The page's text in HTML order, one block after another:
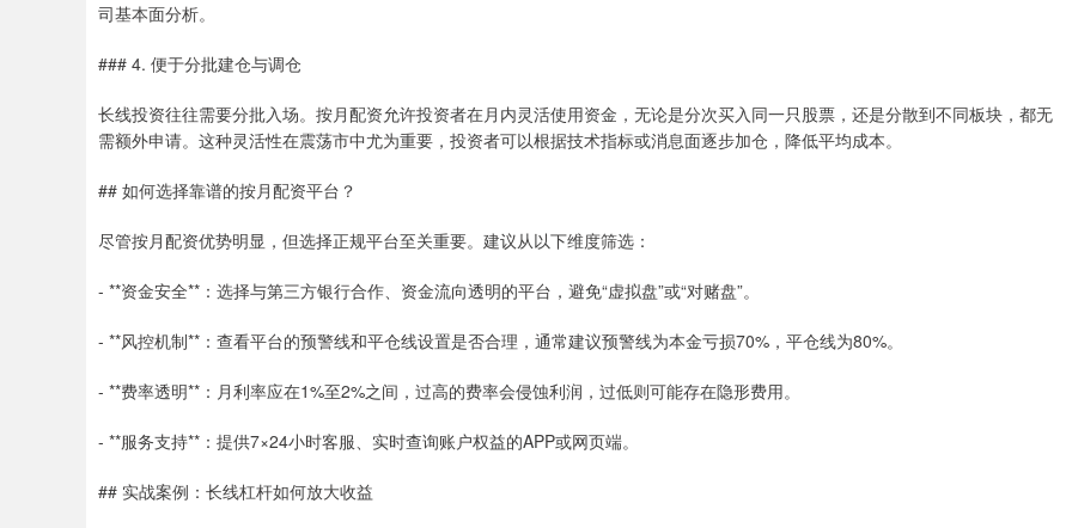
司基本面分析。
### 4. 便于分批建仓与调仓
长线投资往往需要分批入场。按月配资允许投资者在月内灵活使用资金，无论是分次买入同一只股票，还是分散到不同板块，都无
需额外申请。这种灵活性在震荡市中尤为重要，投资者可以根据技术指标或消息面逐步加仓，降低平均成本。
## 如何选择靠谱的按月配资平台？
尽管按月配资优势明显，但选择正规平台至关重要。建议从以下维度筛选：
- **资金安全**：选择与第三方银行合作、资金流向透明的平台，避免“虚拟盘”或“对赌盘”。
- **风控机制**：查看平台的预警线和平仓线设置是否合理，通常建议预警线为本金亏损70%，平仓线为80%。
- **费率透明**：月利率应在1%至2%之间，过高的费率会侵蚀利润，过低则可能存在隐形费用。
- **服务支持**：提供7×24小时客服、实时查询账户权益的APP或网页端。
## 实战案例：长线杠杆如何放大收益